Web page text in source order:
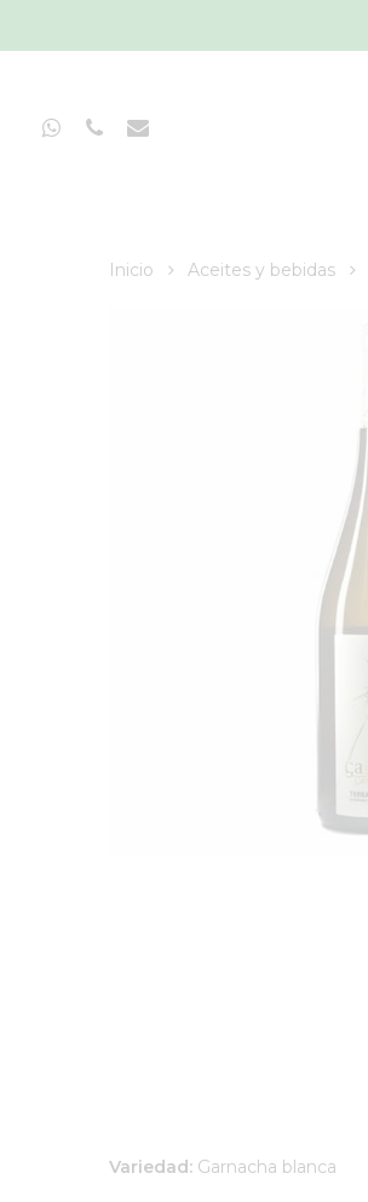
to
Whatsapp
PhoneEmail
Inicio Aceites y bebidas
Variedad: Garnacha blanca